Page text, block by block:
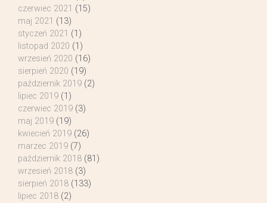
czerwiec 2021 (15)
maj 2021 (13)
styczeń 2021 (1)
listopad 2020 (1)
wrzesień 2020 (16)
sierpień 2020 (19)
październik 2019 (2)
lipiec 2019 (1)
czerwiec 2019 (3)
maj 2019 (19)
kwiecień 2019 (26)
marzec 2019 (7)
październik 2018 (81)
wrzesień 2018 (3)
sierpień 2018 (133)
lipiec 2018 (2)